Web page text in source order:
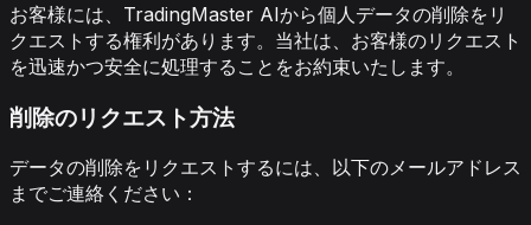
お客様には、TradingMaster AIから個人データの削除をリ
クエストする権利があります。当社は、お客様のリクエスト
を迅速かつ安全に処理することをお約束いたします。
削除のリクエスト方法
データの削除をリクエストするには、以下のメールアドレス
までご連絡ください：